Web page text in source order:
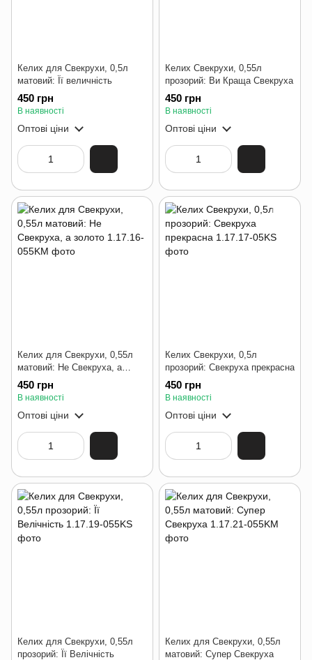
Келих для Свекрухи, 0,5л
матовий: Її величність
450 грн
В наявності
Оптові ціни
Келих Свекрухи, 0,55л
прозорий: Ви Краща Свекруха
450 грн
В наявності
Оптові ціни
Келих для Свекрухи, 0,55л
матовий: Не Свекруха, а
золото
450 грн
В наявності
Оптові ціни
Келих Свекрухи, 0,5л
прозорий: Свекруха прекрасна
450 грн
В наявності
Оптові ціни
Келих для Свекрухи, 0,55л
прозорий: Її Велічність
Келих для Свекрухи, 0,55л
матовий: Супер Свекруха